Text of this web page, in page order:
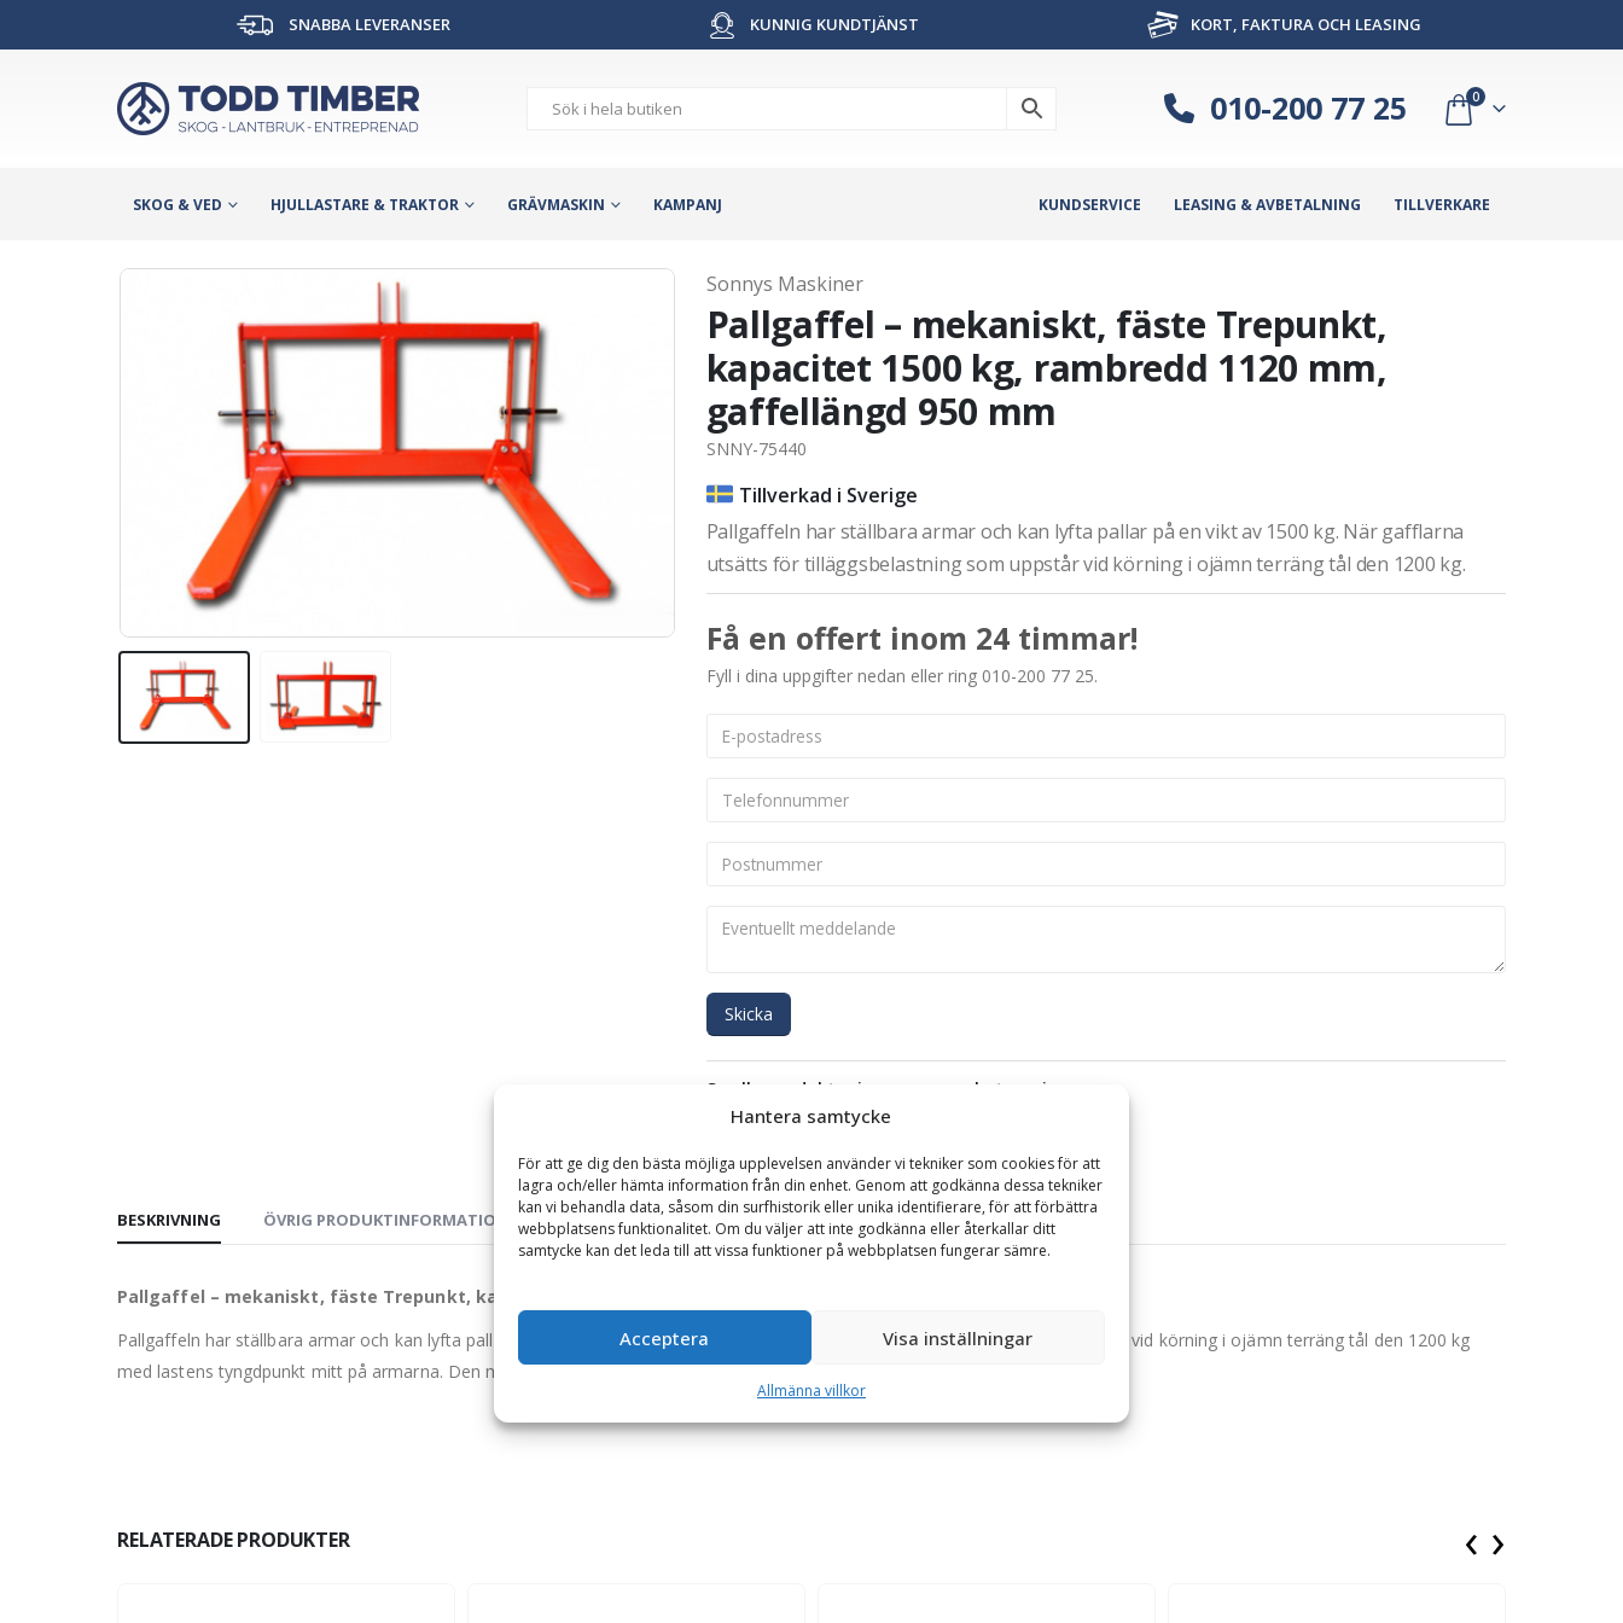
Hantera samtycke
För att ge dig den bästa möjliga upplevelsen använder vi tekniker som cookies för att
lagra och/eller hämta information från din enhet. Genom att godkänna dessa tekniker
kan vi behandla data, såsom din surfhistorik eller unika identifierare, för att förbättra
webbplatsens funktionalitet. Om du väljer att inte godkänna eller återkallar ditt
samtycke kan det leda till att vissa funktioner på webbplatsen fungerar sämre.
Acceptera Visa inställningar
Allmänna villkor
SNABBA LEVERANSER KUNNIG KUNDTJÄNST KORT, FAKTURA OCH LEASING
010-200 77 25 0
SKOG & VED HJULLASTARE & TRAKTOR GRÄVMASKIN KAMPANJ KUNDSERVICE LEASING & AVBETALNING TILLVERKARE
Sonnys Maskiner
Pallgaffel – mekaniskt, fäste Trepunkt,
kapacitet 1500 kg, rambredd 1120 mm,
gaffellängd 950 mm
SNNY-75440
Tillverkad i Sverige
Pallgaffeln har ställbara armar och kan lyfta pallar på en vikt av 1500 kg. När gafflarna
utsätts för tilläggsbelastning som uppstår vid körning i ojämn terräng tål den 1200 kg.
Få en offert inom 24 timmar!
Fyll i dina uppgifter nedan eller ring 010-200 77 25.
Skicka
Se alla produkter inom samma kategori
Hjullastare & Traktor
BESKRIVNING ÖVRIG PRODUKTINFORMATION GARANTI
Pallgaffel – mekaniskt, fäste Trepunkt, kapacitet 1500 kg, rambredd 1120 mm, gaffellängd 950 mm
Pallgaffeln har ställbara armar och kan lyfta pallar på en vikt av 1500 kg. När gafflarna utsätts för tilläggsbelastning som uppstår vid körning i ojämn terräng tål den 1200 kg
med lastens tyngdpunkt mitt på armarna. Den monteras på traktorns trepunktsupphängning.
RELATERADE PRODUKTER ‹ ›